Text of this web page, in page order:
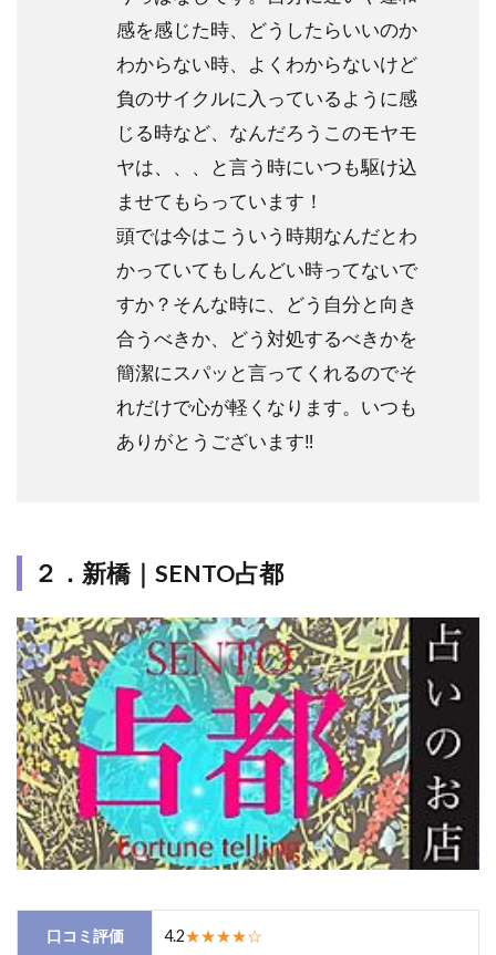
感を感じた時、どうしたらいいのか
わからない時、よくわからないけど
負のサイクルに入っているように感
じる時など、なんだろうこのモヤモ
ヤは、、、と言う時にいつも駆け込
ませてもらっています！
頭では今はこういう時期なんだとわ
かっていてもしんどい時ってないで
すか？そんな時に、どう自分と向き
合うべきか、どう対処するべきかを
簡潔にスパッと言ってくれるのでそ
れだけで心が軽くなります。いつも
ありがとうございます‼︎
２．新橋｜SENTO占都
口コミ評価 4.2★★★★☆